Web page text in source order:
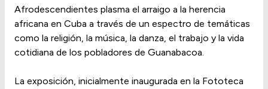
Afrodescendientes plasma el arraigo a la herencia
africana en Cuba a través de un espectro de temáticas
como la religión, la música, la danza, el trabajo y la vida
cotidiana de los pobladores de Guanabacoa.
La exposición, inicialmente inaugurada en la Fototeca